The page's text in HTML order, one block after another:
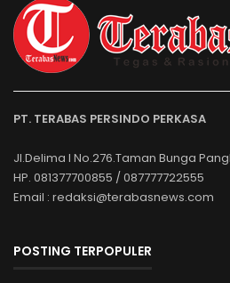
PT. TERABAS PERSINDO PERKASA
Jl.Delima I No.276.Taman Bunga
HP. 081377700855 / 087777722555
Email : redaksi@terabasnews.com
POSTING TERPOPULER